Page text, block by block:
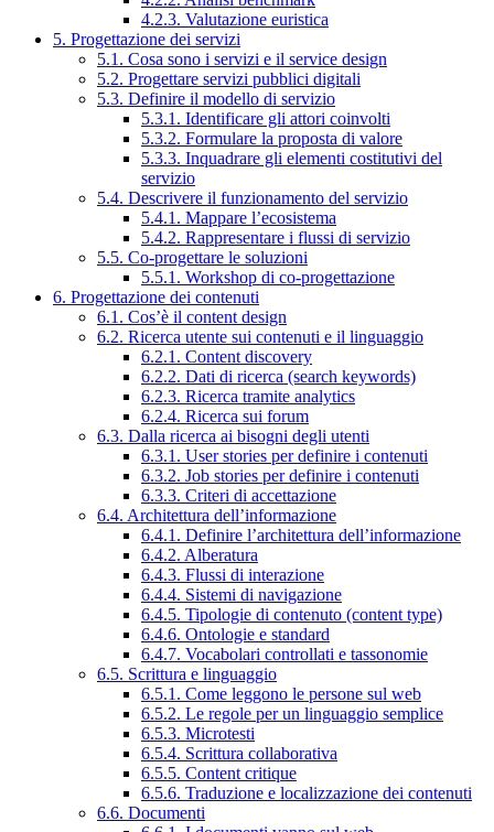
4.2.3. Valutazione euristica
5. Progettazione dei servizi
5.1. Cosa sono i servizi e il service design
5.2. Progettare servizi pubblici digitali
5.3. Definire il modello di servizio
5.3.1. Identificare gli attori coinvolti
5.3.2. Formulare la proposta di valore
5.3.3. Inquadrare gli elementi costitutivi del
servizio
5.4. Descrivere il funzionamento del servizio
5.4.1. Mappare l’ecosistema
5.4.2. Rappresentare i flussi di servizio
5.5. Co-progettare le soluzioni
5.5.1. Workshop di co-progettazione
6. Progettazione dei contenuti
6.1. Cos’è il content design
6.2. Ricerca utente sui contenuti e il linguaggio
6.2.1. Content discovery
6.2.2. Dati di ricerca (search keywords)
6.2.3. Ricerca tramite analytics
6.2.4. Ricerca sui forum
6.3. Dalla ricerca ai bisogni degli utenti
6.3.1. User stories per definire i contenuti
6.3.2. Job stories per definire i contenuti
6.3.3. Criteri di accettazione
6.4. Architettura dell’informazione
6.4.1. Definire l’architettura dell’informazione
6.4.2. Alberatura
6.4.3. Flussi di interazione
6.4.4. Sistemi di navigazione
6.4.5. Tipologie di contenuto (content type)
6.4.6. Ontologie e standard
6.4.7. Vocabolari controllati e tassonomie
6.5. Scrittura e linguaggio
6.5.1. Come leggono le persone sul web
6.5.2. Le regole per un linguaggio semplice
6.5.3. Microtesti
6.5.4. Scrittura collaborativa
6.5.5. Content critique
6.5.6. Traduzione e localizzazione dei contenuti
6.6. Documenti